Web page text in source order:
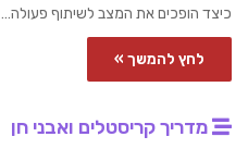
כיצד הופכים את המצב לשיתוף פעולה…
לחץ להמשך »
מדריך קריסטלים ואבני חן